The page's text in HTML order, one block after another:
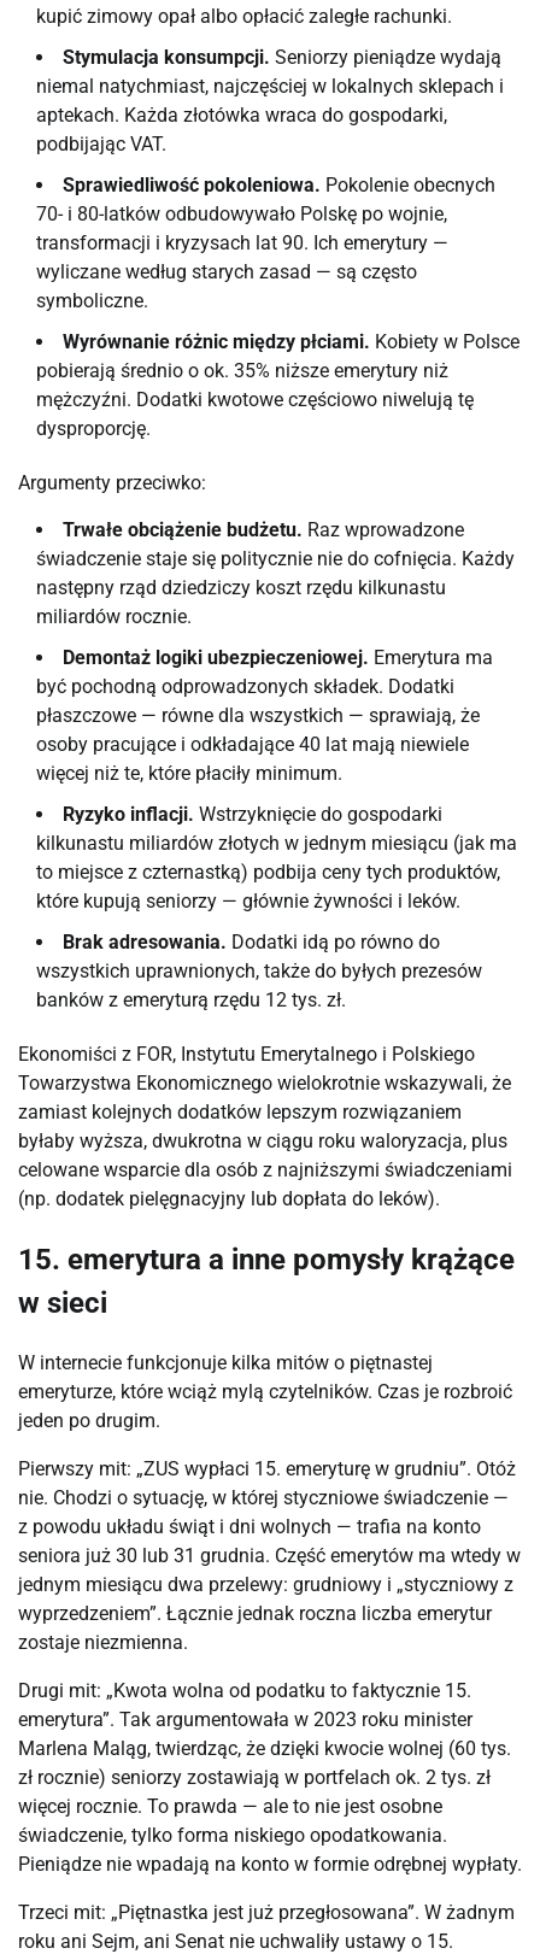
kupić zimowy opał albo opłacić zaległe rachunki.
Stymulacja konsumpcji. Seniorzy pieniądze wydają
niemal natychmiast, najczęściej w lokalnych sklepach i
aptekach. Każda złotówka wraca do gospodarki,
podbijając VAT.
Sprawiedliwość pokoleniowa. Pokolenie obecnych
70- i 80-latków odbudowywało Polskę po wojnie,
transformacji i kryzysach lat 90. Ich emerytury —
wyliczane według starych zasad — są często
symboliczne.
Wyrównanie różnic między płciami. Kobiety w Polsce
pobierają średnio o ok. 35% niższe emerytury niż
mężczyźni. Dodatki kwotowe częściowo niwelują tę
dysproporcję.
Argumenty przeciwko:
Trwałe obciążenie budżetu. Raz wprowadzone
świadczenie staje się politycznie nie do cofnięcia. Każdy
następny rząd dziedziczy koszt rzędu kilkunastu
miliardów rocznie.
Demontaż logiki ubezpieczeniowej. Emerytura ma
być pochodną odprowadzonych składek. Dodatki
płaszczowe — równe dla wszystkich — sprawiają, że
osoby pracujące i odkładające 40 lat mają niewiele
więcej niż te, które płaciły minimum.
Ryzyko inflacji. Wstrzyknięcie do gospodarki
kilkunastu miliardów złotych w jednym miesiącu (jak ma
to miejsce z czternastką) podbija ceny tych produktów,
które kupują seniorzy — głównie żywności i leków.
Brak adresowania. Dodatki idą po równo do
wszystkich uprawnionych, także do byłych prezesów
banków z emeryturą rzędu 12 tys. zł.
Ekonomiści z FOR, Instytutu Emerytalnego i Polskiego
Towarzystwa Ekonomicznego wielokrotnie wskazywali, że
zamiast kolejnych dodatków lepszym rozwiązaniem
byłaby wyższa, dwukrotna w ciągu roku waloryzacja, plus
celowane wsparcie dla osób z najniższymi świadczeniami
(np. dodatek pielęgnacyjny lub dopłata do leków).
15. emerytura a inne pomysły krążące
w sieci
W internecie funkcjonuje kilka mitów o piętnastej
emeryturze, które wciąż mylą czytelników. Czas je rozbroić
jeden po drugim.
Pierwszy mit: „ZUS wypłaci 15. emeryturę w grudniu”. Otóż
nie. Chodzi o sytuację, w której styczniowe świadczenie —
z powodu układu świąt i dni wolnych — trafia na konto
seniora już 30 lub 31 grudnia. Część emerytów ma wtedy w
jednym miesiącu dwa przelewy: grudniowy i „styczniowy z
wyprzedzeniem”. Łącznie jednak roczna liczba emerytur
zostaje niezmienna.
Drugi mit: „Kwota wolna od podatku to faktycznie 15.
emerytura”. Tak argumentowała w 2023 roku minister
Marlena Maląg, twierdząc, że dzięki kwocie wolnej (60 tys.
zł rocznie) seniorzy zostawiają w portfelach ok. 2 tys. zł
więcej rocznie. To prawda — ale to nie jest osobne
świadczenie, tylko forma niskiego opodatkowania.
Pieniądze nie wpadają na konto w formie odrębnej wypłaty.
Trzeci mit: „Piętnastka jest już przegłosowana”. W żadnym
roku ani Sejm, ani Senat nie uchwaliły ustawy o 15.